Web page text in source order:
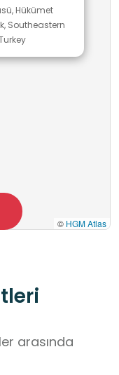
Hükümet
Southeastern
© HGM Atlas
arasında